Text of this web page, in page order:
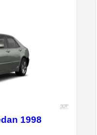
1998